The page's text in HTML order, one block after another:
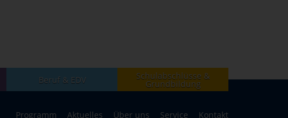
Beruf & EDV Schulabschlüsse &
Grundbildung
Programm Aktuelles Über uns Service Kontakt